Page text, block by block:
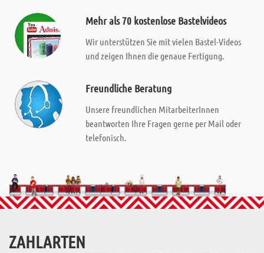
Mehr als 70 kostenlose Bastelvideos
Wir unterstützen Sie mit vielen Bastel-Videos
und zeigen Ihnen die genaue Fertigung.
Freundliche Beratung
Unsere freundlichen MitarbeiterInnen
beantworten Ihre Fragen gerne per Mail oder
telefonisch.
ZAHLARTEN